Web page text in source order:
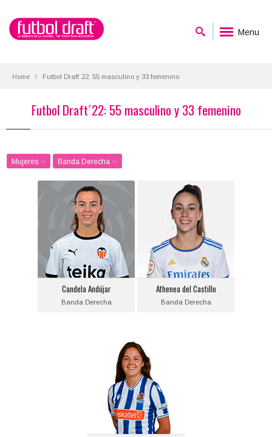
Menu
Home Futbol Draft´22: 55 masculino y 33 femenino
Futbol Draft´22: 55 masculino y 33 femenino
Mujeres Banda Derecha
Candela Andújar
Banda Derecha
Candela Andújar
Posición:
Banda Derecha
Fecha de nacimiento:
2000-03-26
Valencia C.F.
Athenea del Castillo
Banda Derecha
Athenea del Castillo
Posición:
Banda Derecha
Fecha de nacimiento:
2000-10-24
Amaiur Sarriegi
Posición:
Banda Derecha
Fecha de nacimiento:
2000-12-13